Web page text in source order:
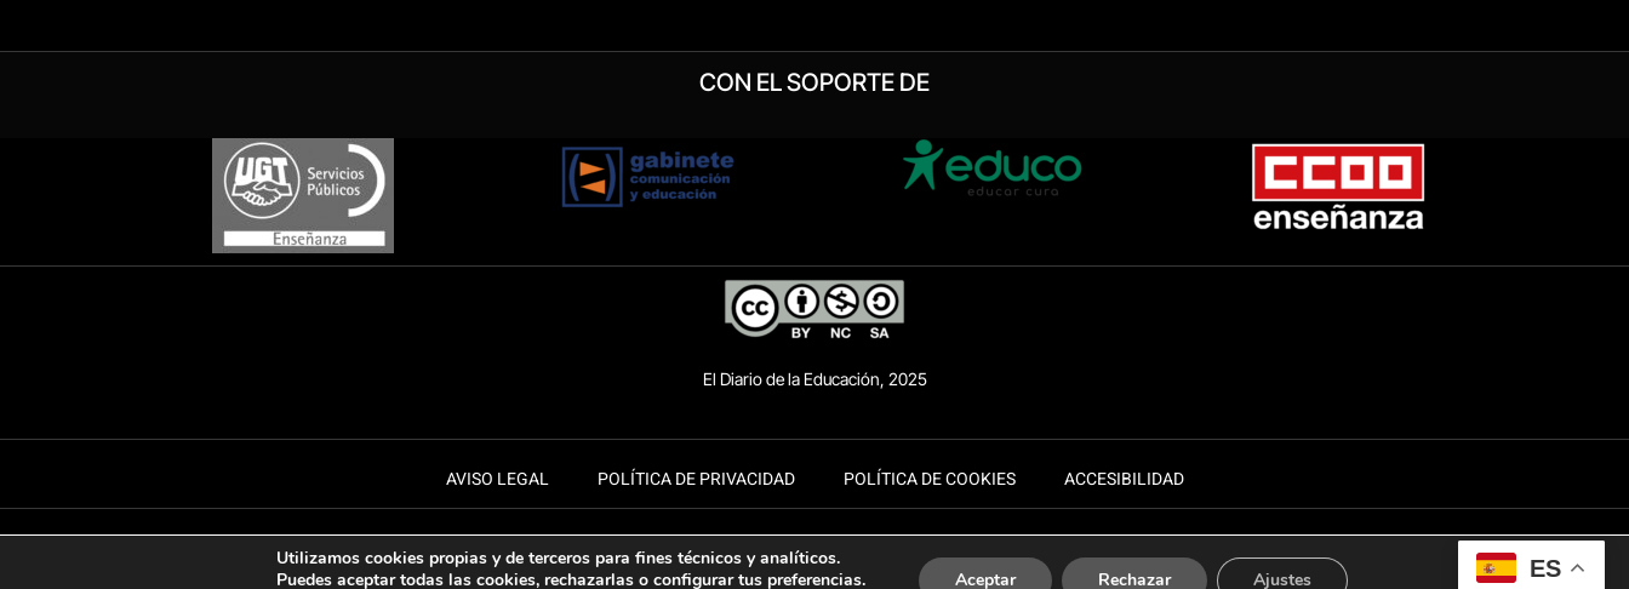
CON EL SOPORTE DE
El Diario de la Educación, 2025
AVISO LEGAL POLÍTICA DE PRIVACIDAD POLÍTICA DE COOKIES ACCESIBILIDAD
ES
Utilizamos cookies propias y de terceros para fines técnicos y analíticos.
Puedes aceptar todas las cookies, rechazarlas o configurar tus preferencias.
Aceptar Rechazar Ajustes